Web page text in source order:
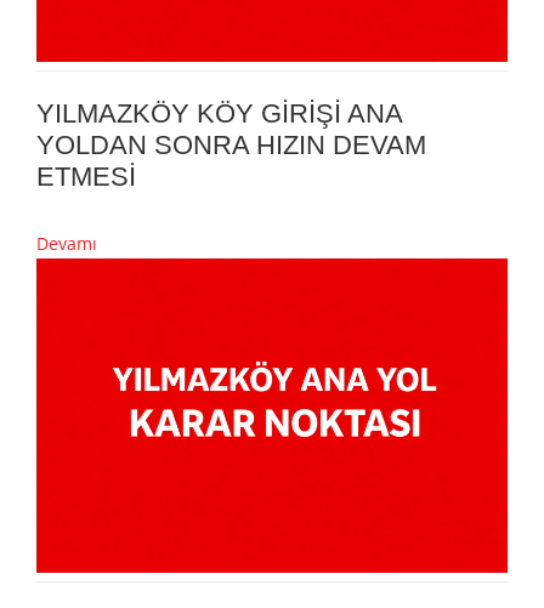
YILMAZKÖY KÖY GİRİŞİ ANA
YOLDAN SONRA HIZIN DEVAM
ETMESİ
Devamı